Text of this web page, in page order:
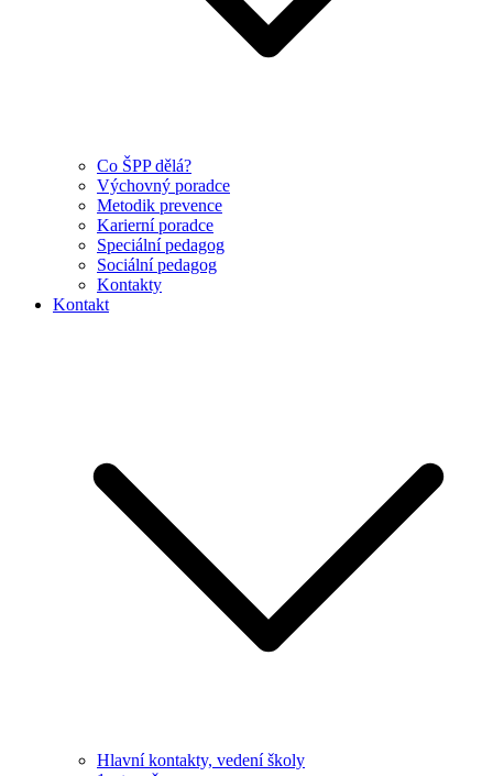
Co ŠPP dělá?
Výchovný poradce
Metodik prevence
Karierní poradce
Speciální pedagog
Sociální pedagog
Kontakty
Kontakt
Hlavní kontakty, vedení školy